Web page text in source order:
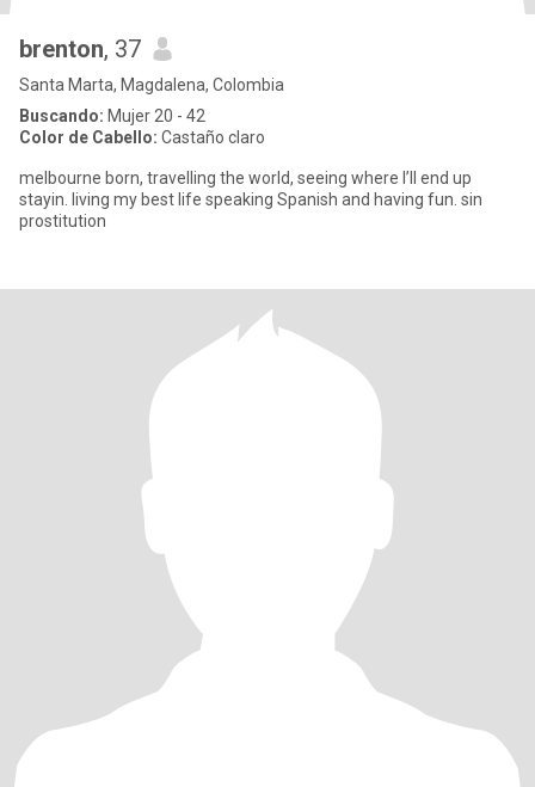
brenton, 37
Santa Marta, Magdalena, Colombia
Buscando: Mujer 20 - 42
Color de Cabello: Castaño claro
melbourne born, travelling the world, seeing where I’ll end up
stayin. living my best life speaking Spanish and having fun. sin
prostitution